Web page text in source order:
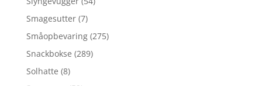
Smagesutter (7)
Småopbevaring (275)
Snackbokse (289)
Solhatte (8)